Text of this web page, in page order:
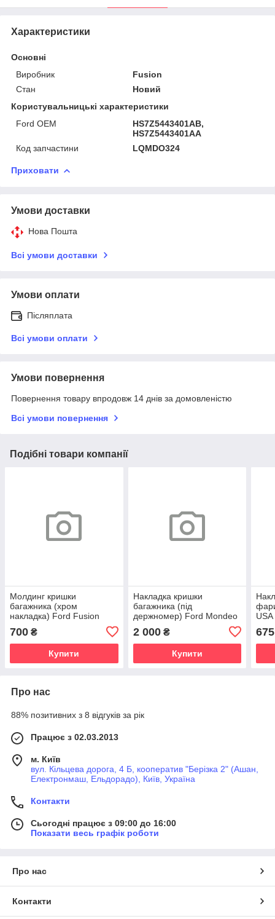
Характеристики
Основні
Виробник
Fusion
Стан
Новий
Користувальницькі характеристики
Ford OEM
HS7Z5443401AB,
HS7Z5443401AA
Код запчастини
LQMDO324
Приховати
Умови доставки
Нова Пошта
Всі умови доставки
Умови оплати
Післяплата
Всі умови оплати
Умови повернення
Повернення товару впродовж 14 днів за домовленістю
Всі умови повернення
Подібні товари компанії
Молдинг кришки
багажника (хром
накладка) Ford Fusion
700 ₴
Купити
Накладка кришки
багажника (під
держномер) Ford Mondeo
14-17, Fusion USA 13-16
2 000₴
Купити
675
Про нас
88% позитивних з 8 відгуків за рік
Працює з 02.03.2013
м. Київ
вул. Кільцева дорога, 4 Б, кооператив "Берізка 2" (Ашан,
Електронмаш, Ельдорадо), Київ, Україна
Контакти
Сьогодні працює з 09:00 до 16:00
Показати весь графік роботи
Про нас
Контакти